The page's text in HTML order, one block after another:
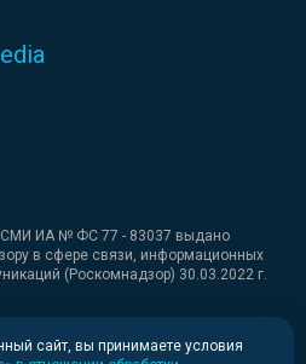
СМИ ИА № ФС 77 - 83037 выдано
в сфере связи, информационных
(Роскомнадзор) 30.03.2022 г.
сайт, вы принимаете условия